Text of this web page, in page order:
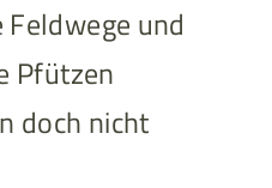
und
Pfützen
doch nicht